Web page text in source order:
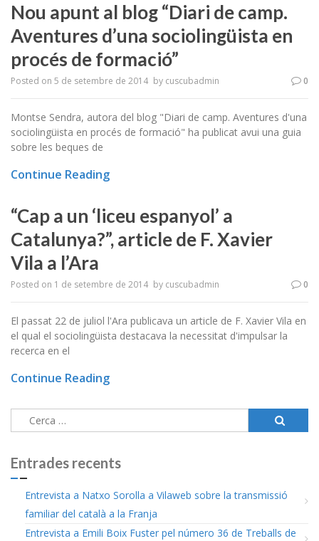
Nou apunt al blog “Diari de camp.
Aventures d’una sociolingüista en
procés de formació”
Posted on 5 de setembre de 2014 by cuscubadmin 0
Montse Sendra, autora del blog "Diari de camp. Aventures d'una
sociolingüista en procés de formació" ha publicat avui una guia
sobre les beques de
Continue Reading
“Cap a un ‘liceu espanyol’ a
Catalunya?”, article de F. Xavier
Vila a l’Ara
Posted on 1 de setembre de 2014 by cuscubadmin 0
El passat 22 de juliol l'Ara publicava un article de F. Xavier Vila en
el qual el sociolingüista destacava la necessitat d'impulsar la
recerca en el
Continue Reading
Cerca:
Entrades recents
Entrevista a Natxo Sorolla a Vilaweb sobre la transmissió
familiar del català a la Franja
Entrevista a Emili Boix Fuster pel número 36 de Treballs de